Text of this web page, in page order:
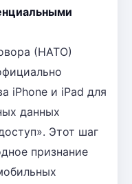
(НАТО)
iPhone и iPad для
данных
Этот шаг
признание